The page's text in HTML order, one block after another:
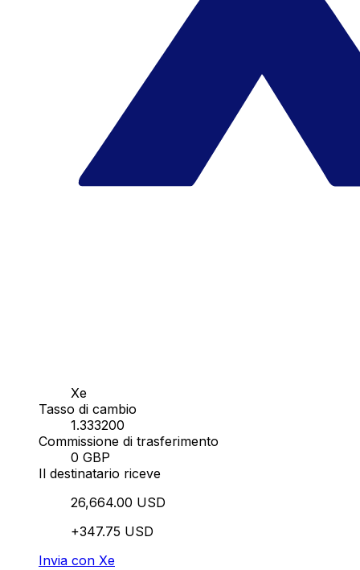
Xe
Tasso di cambio
1.333200
Commissione di trasferimento
0 GBP
Il destinatario riceve
26,664.00 USD
+347.75 USD
Invia con Xe